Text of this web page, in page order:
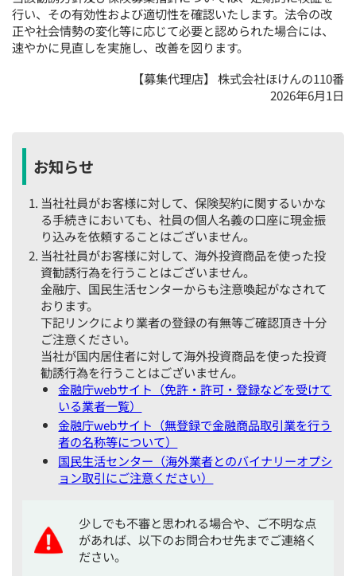
行い、その有効性および適切性を確認いたします。法令の改
正や社会情勢の変化等に応じて必要と認められた場合には、
速やかに見直しを実施し、改善を図ります。
【募集代理店】 株式会社ほけんの110番
2026年6月1日
お知らせ
当社社員がお客様に対して、保険契約に関するいかな
る手続きにおいても、社員の個人名義の口座に現金振
り込みを依頼することはございません。
当社社員がお客様に対して、海外投資商品を使った投
資勧誘行為を行うことはございません。
金融庁、国民生活センターからも注意喚起がなされて
おります。
下記リンクにより業者の登録の有無等ご確認頂き十分
ご注意ください。
当社が国内居住者に対して海外投資商品を使った投資
勧誘行為を行うことはございません。
金融庁webサイト（免許・許可・登録などを受けて
いる業者一覧）
金融庁webサイト（無登録で金融商品取引業を行う
者の名称等について）
国民生活センター（海外業者とのバイナリーオプシ
ョン取引にご注意ください）
少しでも不審と思われる場合や、ご不明な点
があれば、以下のお問合わせ先までご連絡く
ださい。